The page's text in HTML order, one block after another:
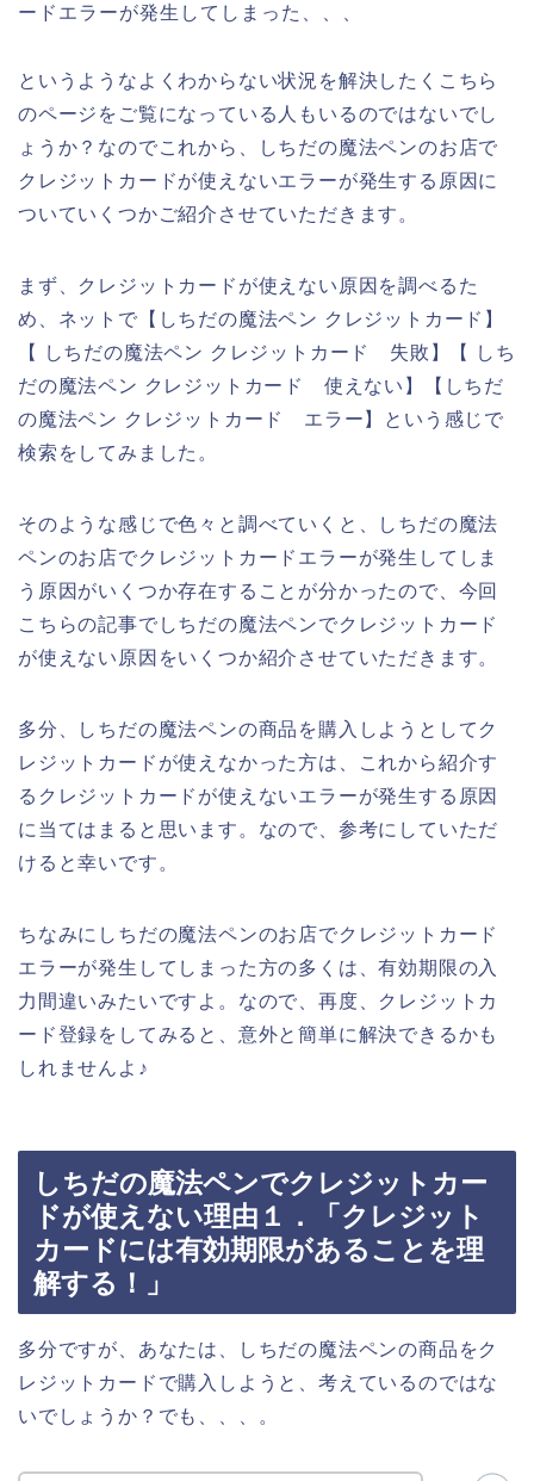
ードエラーが発生してしまった、、、
というようなよくわからない状況を解決したくこちら
のページをご覧になっている人もいるのではないでし
ょうか？なのでこれから、しちだの魔法ペンのお店で
クレジットカードが使えないエラーが発生する原因に
ついていくつかご紹介させていただきます。
まず、クレジットカードが使えない原因を調べるた
め、ネットで【しちだの魔法ペン クレジットカード】
【 しちだの魔法ペン クレジットカード 失敗】【 しち
だの魔法ペン クレジットカード 使えない】【しちだ
の魔法ペン クレジットカード エラー】という感じで
検索をしてみました。
そのような感じで色々と調べていくと、しちだの魔法
ペンのお店でクレジットカードエラーが発生してしま
う原因がいくつか存在することが分かったので、今回
こちらの記事でしちだの魔法ペンでクレジットカード
が使えない原因をいくつか紹介させていただきます。
多分、しちだの魔法ペンの商品を購入しようとしてク
レジットカードが使えなかった方は、これから紹介す
るクレジットカードが使えないエラーが発生する原因
に当てはまると思います。なので、参考にしていただ
けると幸いです。
ちなみにしちだの魔法ペンのお店でクレジットカード
エラーが発生してしまった方の多くは、有効期限の入
力間違いみたいですよ。なので、再度、クレジットカ
ード登録をしてみると、意外と簡単に解決できるかも
しれませんよ♪
しちだの魔法ペンでクレジットカー
ドが使えない理由１．「クレジット
カードには有効期限があることを理
解する！」
多分ですが、あなたは、しちだの魔法ペンの商品をク
レジットカードで購入しようと、考えているのではな
いでしょうか？でも、、、。